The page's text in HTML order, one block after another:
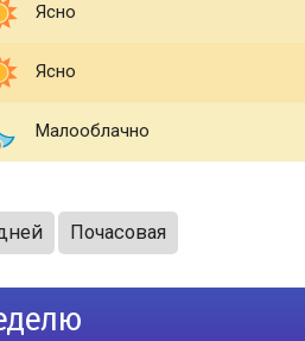
Ясно
Ясно
Малооблачно
Почасовая